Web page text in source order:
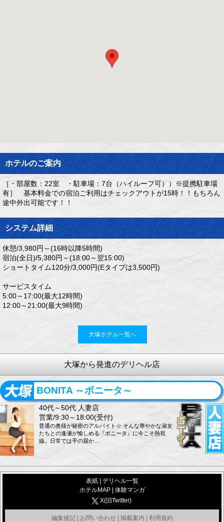
ホテルのご案内
［・部屋数：22室 ・駐車場：7台（ハイルーフ可））※提携駐車場
有］ 基本料金での宿泊ご利用はチェックアウトが15時！！もちろん
途中外出可能です！！
システム詳細
休憩/3,980円～(16時以降5時間)
宿泊(全日)/5,380円～(18:00～翌15:00)
ショートタイム120分/3,000円(Eタイプは3,500円)
サービスタイム
5:00～17:00(最大12時間)
12:00～21:00(最大9時間)
大塚ホテル一覧へ
大塚から発進のデリヘル店
BONITA ～ボニータ～
40代～50代 人妻店
営業/9:30～18:00(受付)
普通の奥様が秘密のアルバイト☆ そんな華やかな淑女
たちとの逢瀬が愉しめる『ボニータ』に今こそ熱視
線。日常では手の届か…
表紙| デリヘル一覧
ホテルMAP| 体験マンガ
X(旧Twitter)
編集後記| お問い合わせ 掲載案内 利用規約